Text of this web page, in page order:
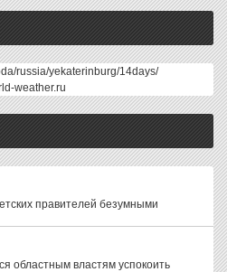
russia/yekaterinburg/14days/
weather.ru
правителей безумными
областным властям успокоить